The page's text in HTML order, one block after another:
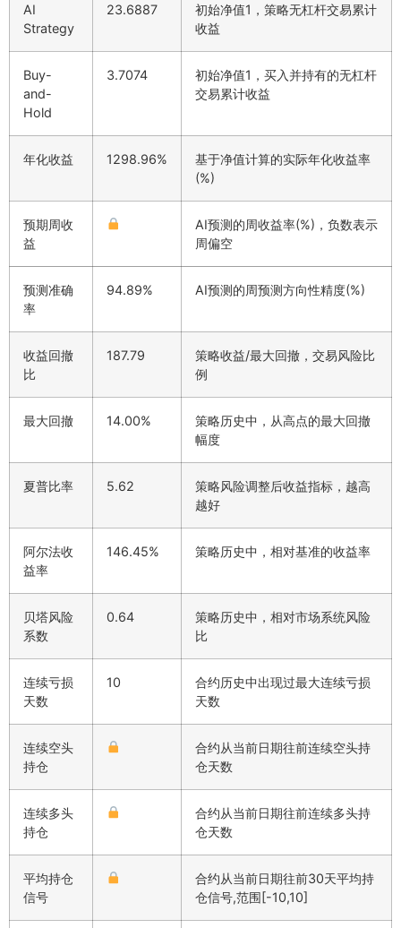
AI
Strategy
23.6887
初始净值1，策略无杠杆交易累计
收益
Buy-
and-
Hold
3.7074
初始净值1，买入并持有的无杠杆
交易累计收益
年化收益 1298.96%
基于净值计算的实际年化收益率
(%)
预期周收
益
AI预测的周收益率(%)，负数表示
周偏空
预测准确
率
94.89% AI预测的周预测方向性精度(%)
收益回撤
比
187.79
策略收益/最大回撤，交易风险比
例
最大回撤 14.00%
策略历史中，从高点的最大回撤
幅度
夏普比率 5.62
策略风险调整后收益指标，越高
越好
阿尔法收
益率
146.45% 策略历史中，相对基准的收益率
贝塔风险
系数
0.64
策略历史中，相对市场系统风险
比
连续亏损
天数
10
合约历史中出现过最大连续亏损
天数
连续空头
持仓
合约从当前日期往前连续空头持
仓天数
连续多头
持仓
合约从当前日期往前连续多头持
仓天数
平均持仓
信号
合约从当前日期往前30天平均持
仓信号,范围[-10,10]